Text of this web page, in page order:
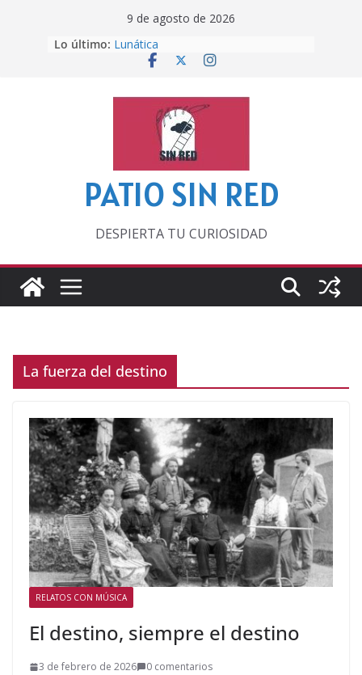
9 de agosto de 2026
Lo último: Lunática
Pero, hasta entonces…
‘La broma infinita’ de recomendar
lecturas veraniegas
Otra del Mundial
PATIO SIN RED
DESPIERTA TU CURIOSIDAD
La fuerza del destino
RELATOS CON MÚSICA
El destino, siempre el destino
3 de febrero de 2026
0 comentarios